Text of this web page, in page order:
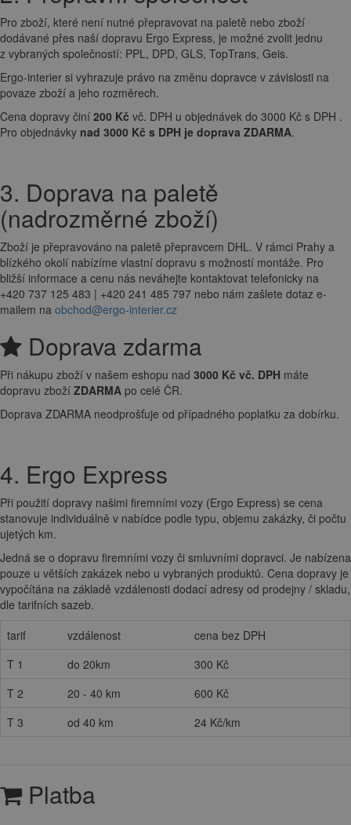
Pro zboží, které není nutné přepravovat na paletě nebo zboží
dodávané přes naší dopravu Ergo Express, je možné zvolit jednu
z vybraných společností: PPL, DPD, GLS, TopTrans, Geis.
Ergo-interier si vyhrazuje právo na změnu dopravce v závislosti na
povaze zboží a jeho rozměrech.
Cena dopravy činí 200 Kč vč. DPH u objednávek do 3000 Kč s DPH .
Pro objednávky nad 3000 Kč s DPH je doprava ZDARMA.
3. Doprava na paletě
(nadrozměrné zboží)
Zboží je přepravováno na paletě přepravcem DHL. V rámci Prahy a
blízkého okolí nabízíme vlastní dopravu s možností montáže. Pro
bližší informace a cenu nás neváhejte kontaktovat telefonicky na
+420 737 125 483 | +420 241 485 797 nebo nám zašlete dotaz e-
mailem na obchod@ergo-interier.cz
Doprava zdarma
Při nákupu zboží v našem eshopu nad 3000 Kč vč. DPH máte
dopravu zboží ZDARMA po celé ČR.
Doprava ZDARMA neodprošťuje od případného poplatku za dobírku.
4. Ergo Express
Při použití dopravy našimi firemními vozy (Ergo Express) se cena
stanovuje individuálně v nabídce podle typu, objemu zakázky, či počtu
ujetých km.
Jedná se o dopravu firemními vozy či smluvními dopravci. Je nabízena
pouze u větších zakázek nebo u vybraných produktů. Cena dopravy je
vypočítána na základě vzdálenosti dodací adresy od prodejny / skladu,
dle tarifních sazeb.
tarif
vzdálenost
cena bez DPH
T 1
do 20km
300 Kč
T 2
20 - 40 km
600 Kč
T 3
od 40 km 24 Kč/km
Platba